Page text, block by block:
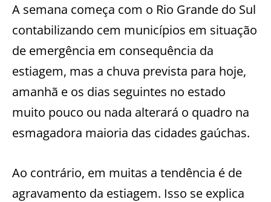
A semana começa com o Rio Grande do Sul
contabilizando cem municípios em situação
de emergência em consequência da
estiagem, mas a chuva prevista para hoje,
amanhã e os dias seguintes no estado
muito pouco ou nada alterará o quadro na
esmagadora maioria das cidades gaúchas.
Ao contrário, em muitas a tendência é de
agravamento da estiagem. Isso se explica